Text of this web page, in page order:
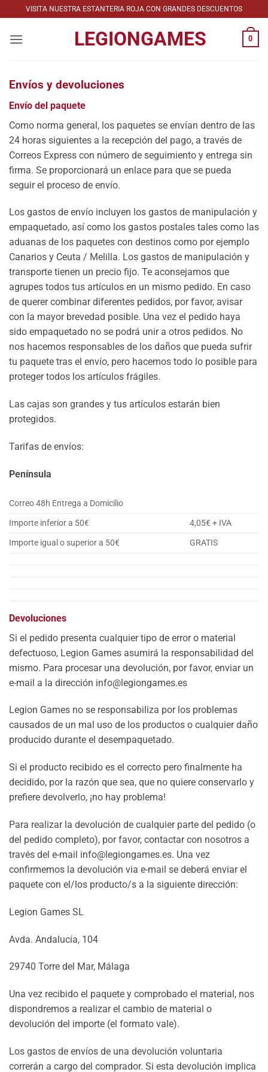
al
contenido
VISITA NUESTRA ESTANTERIA ROJA CON GRANDES DESCUENTOS
LEGIONGAMES 0
Envíos y devoluciones
Envío del paquete
Como norma general, los paquetes se envían dentro de las
24 horas siguientes a la recepción del pago, a través de
Correos Express con número de seguimiento y entrega sin
firma. Se proporcionará un enlace para que se pueda
seguir el proceso de envío.
Los gastos de envío incluyen los gastos de manipulación y
empaquetado, así como los gastos postales tales como las
aduanas de los paquetes con destinos como por ejemplo
Canarios y Ceuta / Melilla. Los gastos de manipulación y
transporte tienen un precio fijo. Te aconsejamos que
agrupes todos tus artículos en un mismo pedido. En caso
de querer combinar diferentes pedidos, por favor, avisar
con la mayor brevedad posible. Una vez el pedido haya
sido empaquetado no se podrá unir a otros pedidos. No
nos hacemos responsables de los daños que pueda sufrir
tu paquete tras el envío, pero hacemos todo lo posible para
proteger todos los artículos frágiles.
Las cajas son grandes y tus artículos estarán bien
protegidos.
Tarifas de envíos:
Península
Correo 48h Entrega a Domicilio
Importe inferior a 50€
4,05€ + IVA
Importe igual o superior a 50€
GRATIS
Devoluciones
Si el pedido presenta cualquier tipo de error o material
defectuoso, Legion Games asumirá la responsabilidad del
mismo. Para procesar una devolución, por favor, enviar un
e-mail a la dirección info@legiongames.es
Legion Games no se responsabiliza por los problemas
causados de un mal uso de los productos o cualquier daño
producido durante el desempaquetado.
Si el producto recibido es el correcto pero finalmente ha
decidido, por la razón que sea, que no quiere conservarlo y
prefiere devolverlo, ¡no hay problema!
Para realizar la devolución de cualquier parte del pedido (o
del pedido completo), por favor, contactar con nosotros a
través del e-mail info@legiongames.es. Una vez
confirmemos la devolución via e-mail se deberá enviar el
paquete con el/los producto/s a la siguiente dirección:
Legion Games SL
Avda. Andalucía, 104
29740 Torre del Mar, Málaga
Una vez recibido el paquete y comprobado el material, nos
dispondremos a realizar el cambio de material o
devolución del importe (el formato vale).
Los gastos de envíos de una devolución voluntaria
correrán a cargo del comprador. Si esta devolución implica